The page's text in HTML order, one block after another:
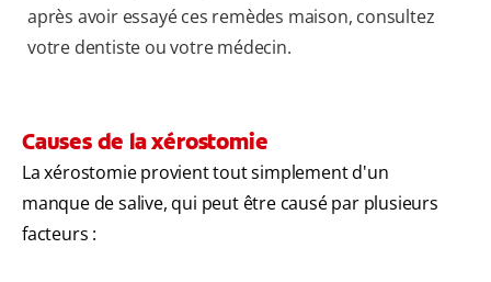
après avoir essayé ces remèdes maison, consultez
votre dentiste ou votre médecin.
Causes de la xérostomie
La xérostomie provient tout simplement d'un
manque de salive, qui peut être causé par plusieurs
facteurs :